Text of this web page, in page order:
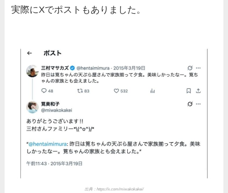
実際にXでポストもありました。
出典：https://x.com/miwakokakei/